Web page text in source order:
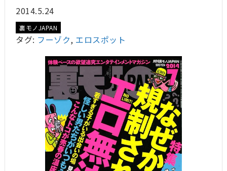
2014.5.24
裏モノJAPAN
タグ: フーゾク, エロスポット